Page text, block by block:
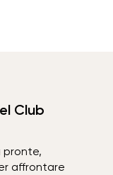
Club
pronte,
affrontare